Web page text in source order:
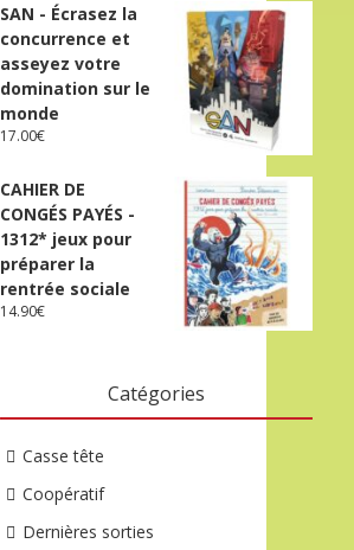
SAN - Écrasez la
concurrence et
asseyez votre
domination sur le
monde
17.00€
CAHIER DE
CONGÉS PAYÉS -
1312* jeux pour
préparer la
rentrée sociale
14.90€
Catégories
Casse tête
Coopératif
Dernières sorties